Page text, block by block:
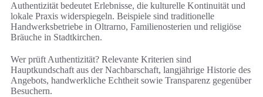
Authentizität bedeutet Erlebnisse, die kulturelle Kontinuität und
lokale Praxis widerspiegeln. Beispiele sind traditionelle
Handwerksbetriebe in Oltrarno, Familienosterien und religiöse
Bräuche in Stadtkirchen.
Wer prüft Authentizität? Relevante Kriterien sind
Hauptkundschaft aus der Nachbarschaft, langjährige Historie des
Angebots, handwerkliche Echtheit sowie Transparenz gegenüber
Besuchern.